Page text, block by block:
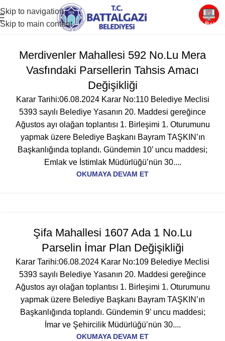
Skip to navigation
Skip to main content
E-
Merdivenler Mahallesi 592 No.Lu Mera
Vasfındaki Parsellerin Tahsis Amacı
Değişikliği
Karar Tarihi:06.08.2024 Karar No:110 Belediye Meclisi
5393 sayılı Belediye Yasanın 20. Maddesi gereğince
Ağustos ayı olağan toplantısı 1. Birleşimi 1. Oturumunu
yapmak üzere Belediye Başkanı Bayram TAŞKIN’ın
Başkanlığında toplandı. Gündemin 10’ uncu maddesi;
Emlak ve İstimlak Müdürlüğü’nün 30....
OKUMAYA DEVAM ET
Şifa Mahallesi 1607 Ada 1 No.Lu
Parselin İmar Plan Değişikliği
Karar Tarihi:06.08.2024 Karar No:109 Belediye Meclisi
5393 sayılı Belediye Yasanın 20. Maddesi gereğince
Ağustos ayı olağan toplantısı 1. Birleşimi 1. Oturumunu
yapmak üzere Belediye Başkanı Bayram TAŞKIN’ın
Başkanlığında toplandı. Gündemin 9’ uncu maddesi;
İmar ve Şehircilik Müdürlüğü’nün 30....
OKUMAYA DEVAM ET